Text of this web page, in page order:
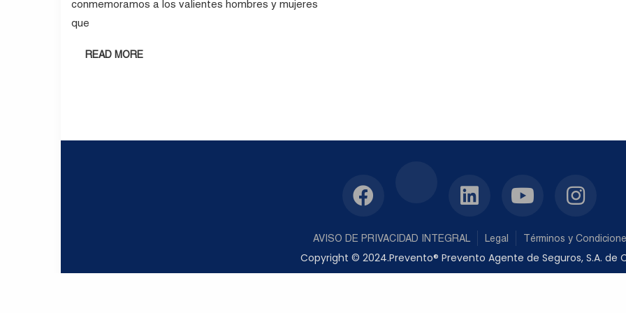
conmemoramos a los valientes hombres y mujeres
que
READ MORE
AVISO DE PRIVACIDAD INTEGRAL Legal Términos y
Copyright © 2024.Prevento® Prevento Agente de Seguros, S.A. de